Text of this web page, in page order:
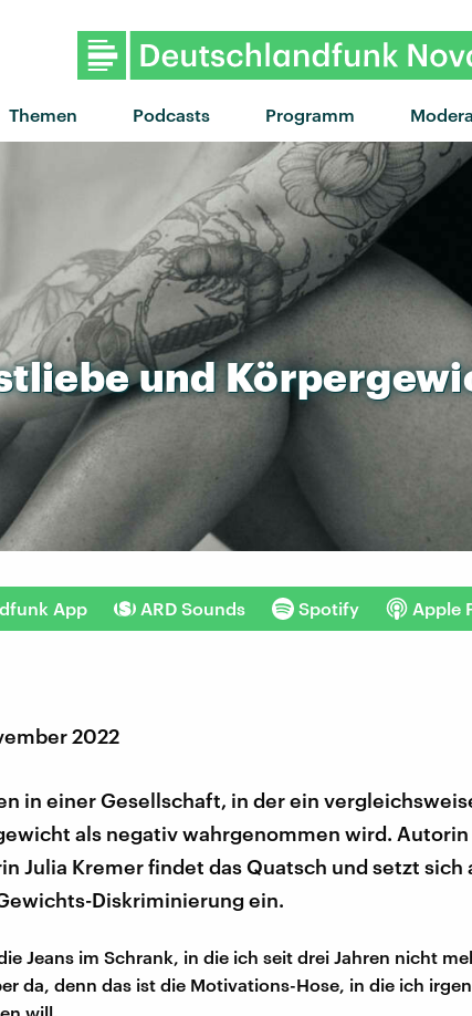
Themen Podcasts Programm
und
App ARD Sounds Spotify Apple
2022
in einer Gesellschaft, in der ein
als negativ wahrgenommen wird.
Julia Kremer findet das Quatsch und setzt sich
Diskriminierung ein.
Jeans im Schrank, in die ich seit drei Jahren nicht
da, denn das ist die Motivations-Hose, in die ich